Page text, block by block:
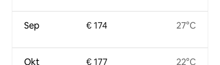
Sep
Okt
€ 174
€ 177
27°C
22°C